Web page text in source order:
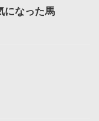
なった馬